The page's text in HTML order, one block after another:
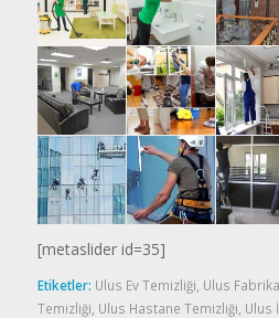
[metaslider id=35]
Etiketler: Ulus Ev Temizliği Ulus
Temizliği Ulus Hastane Temizliği Ulus